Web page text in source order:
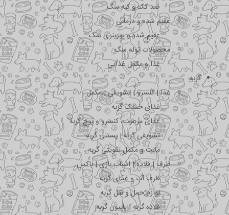
ضد کک و کنه سگ
عقیم شده و درمانی
عقیم شده و یورینری سگ
محصولات توله سگ
غذا و مکمل غذایی
گربه
غذا | کنسرو | تشویقی | مکمل
غذای خشک گربه
غذای مرطوب، کنسرو و پوچ گربه
تشویقی گربه | بستنی گربه
مالت و مکمل تقویتی گربه
ظرف | قلاده | اسباب بازی | باکس
ظرف آب و غذای گربه
لوازم حمل و نقل گربه
قلاده گربه | پاپیون گربه